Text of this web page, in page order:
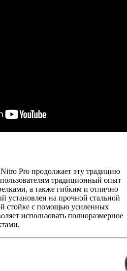
Pro продолжает эту традицию
традиционный опыт
а также гибким и отлично
установлен на прочной стальной
стойке с помощью усиленных
использовать полноразмерное